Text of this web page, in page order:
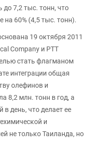
до 7,2 тыс. тонн, что
на 60% (4,5 тыс. тонн).
19 октября 2011
Company и PTT
стать флагманом
интеграции общая
олефинов и
8,2 млн. тонн в год, а
в день, что делает ее
и
не только Таиланда, но